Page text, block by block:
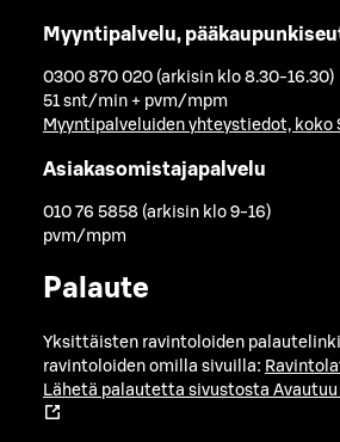
Myyntipalvelu,
0300 870 020 (arkisin klo 8.30-16.30)
51 snt/min + pvm/mpm
Myyntipalveluiden yhteystiedot, koko
Asiakasomistajapalvelu
010 76 5858 (arkisin klo 9-16)
pvm/mpm
Palaute
Yksittäisten ravintoloiden
ravintoloiden omilla sivuilla:
Lähetä palautetta sivustosta